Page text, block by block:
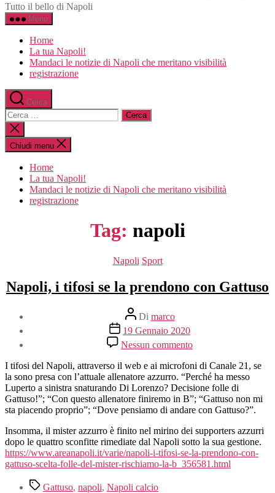
Napoli.in
Tutto il bello di Napoli
Menu
Home
La tua Napoli!
Mandaci le notizie di Napoli che meritano visibilità
registrazione
Cerca
Cerca:
Chiudi
la
ricerca
Chiudi menu
Home
La tua Napoli!
Mandaci le notizie di Napoli che meritano visibilità
registrazione
Tag: napoli
Categorie
Napoli Sport
Napoli, i tifosi se la prendono con Gattuso
Autore
articolo
Di marco
Data
dell'articolo
19 Gennaio 2020
Nessun commento
Napoli,
i
tifosi
se
la
prendono
Gattuso
I tifosi del Napoli, attraverso il web e ai microfoni di Canale 21, se
la sono presa con l’attuale allenatore azzurro. “Perché ha messo
Luperto a sinistra snaturando Di Lorenzo? Decisione folle di
Gattuso!”; “Con questo allenatore finiremo in B”; “Gattuso non mi
sta piacendo proprio”; “Dove pensiamo di andare con Gattuso?”.
Insomma, il mister azzurro è finito nel mirino dei supporters azzurri
dopo le quattro sconfitte rimediate dal Napoli sotto la sua gestione.
https://www.areanapoli.it/varie/napoli-i-tifosi-se-la-prendono-con-
gattuso-scelta-folle-del-mister-rischiamo-la-b_356581.html
TagGattuso, napoli, Napoli calcio